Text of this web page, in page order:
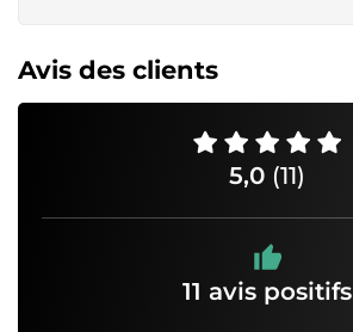
Avis des clients
5,0 (11)
11 avis positifs